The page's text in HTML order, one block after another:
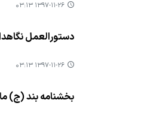
۱۳۹۷-۱۱-۲۶ ۰۳:۱۳
دستورالعمل
۱۳۹۷-۱۱-۲۶ ۰۳:۱۳
بخشنامه بند (ج) ماده 224 در خصوص 3/12 علی الحساب